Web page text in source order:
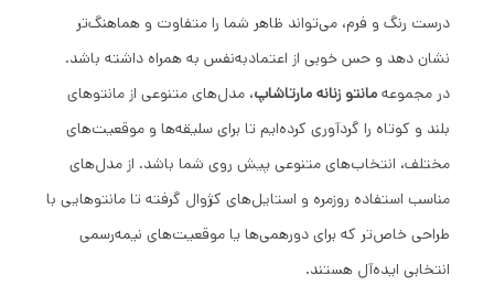
درست رنگ و فرم، می‌تواند ظاهر شما را متفاوت و هماهنگ‌تر
نشان دهد و حس خوبی از اعتمادبه‌نفس به همراه داشته باشد.
در مجموعه مانتو زنانه مارتاشاپ، مدل‌های متنوعی از مانتوهای
بلند و کوتاه را گردآوری کرده‌ایم تا برای سلیقه‌ها و موقعیت‌های
مختلف، انتخاب‌های متنوعی پیش روی شما باشد. از مدل‌های
مناسب استفاده روزمره و استایل‌های کژوال گرفته تا مانتوهایی با
طراحی خاص‌تر که برای دورهمی‌ها یا موقعیت‌های نیمه‌رسمی
انتخابی ایده‌آل هستند.